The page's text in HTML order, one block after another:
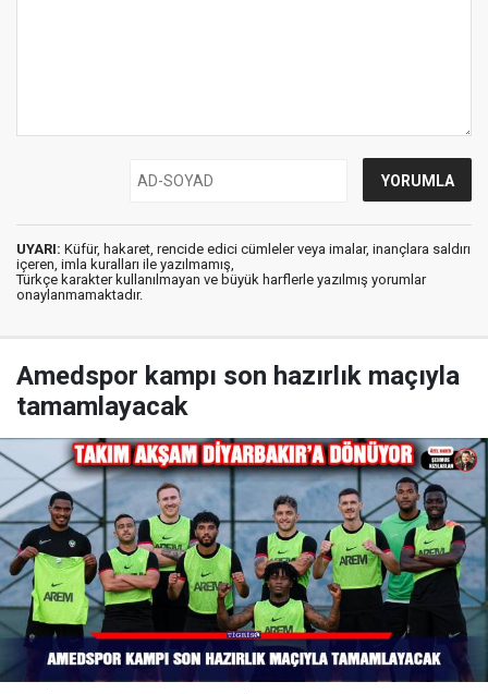
UYARI: Küfür, hakaret, rencide edici cümleler veya imalar, inançlara saldırı
içeren, imla kuralları ile yazılmamış,
Türkçe karakter kullanılmayan ve büyük harflerle yazılmış yorumlar
onaylanmamaktadır.
Amedspor kampı son hazırlık maçıyla
tamamlayacak